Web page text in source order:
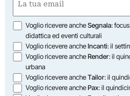
(Obbligatorio)
Opzioni
Voglio ricevere ancheSegnala:
didattica ed eventi culturali
Voglio ricevere ancheIncanti: il
Voglio ricevere ancheRender: il
urbana
Voglio ricevere ancheTailor: il
Voglio ricevere anchePax: il